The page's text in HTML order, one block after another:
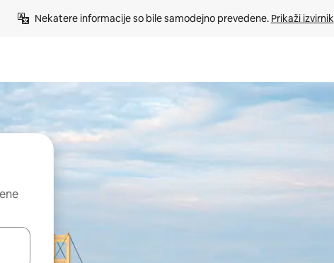
Nekatere informacije so bile samodejno prevedene. Prikaži izvirnik
gor in dol ali pa raziskujte z dotikom ali podrsljajem.